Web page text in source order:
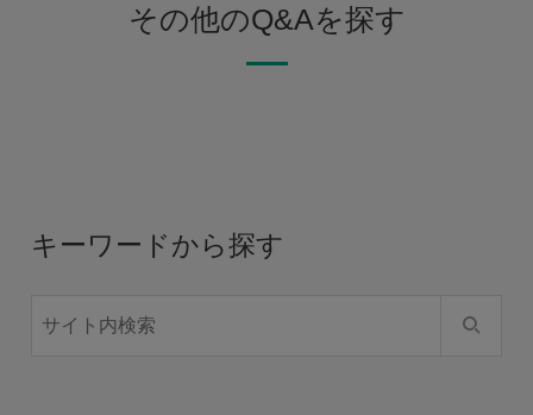
その他のQ&Aを探す
キーワードから探す